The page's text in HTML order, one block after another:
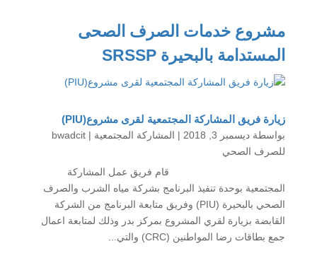
مشروع خدمات الصرف الصحى
المستدامة بالبحيرة SRSSP
زيارة فريق المشاركة المجتمعية لقرى مشروع(PIU)
بواسطة ‪ bwadcit ديسمبر 3, 2018 | المشاركة المجتمعية
للصرف الصحي
قام فريق عمل المشاركة
المجتمعية بوحدة تنفيذ البرنامج بشركة مياه الشرب والصرف
الصحي بالبحيرة (PIU) وفريق متابعة البرنامج من الشركة
القابضة بزيارة لقري المشروع بمركز بدر وذلك لمتابعة اعمال
جمع بطاقات رضا المواطنين (CRC) والتي...